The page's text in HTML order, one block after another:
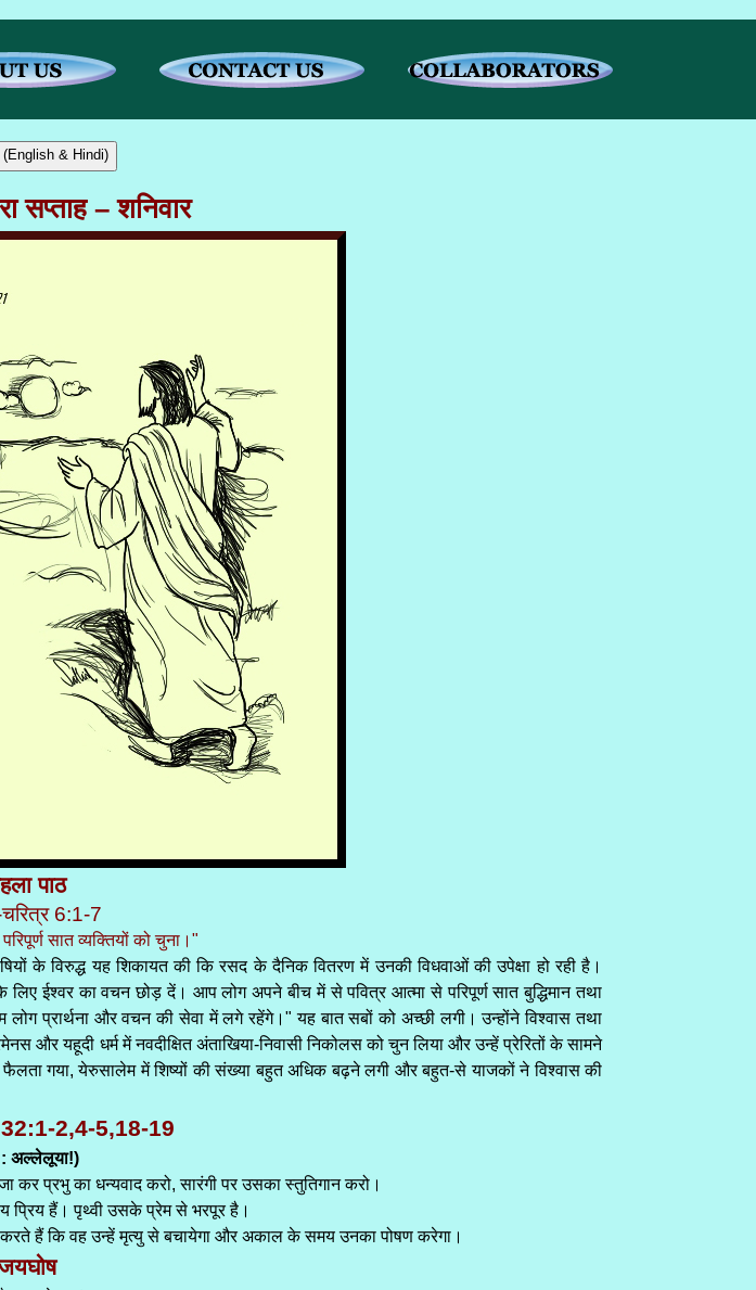
& Hindi)
सप्ताह – शनिवार
पाठ
चरित्र 6:1-7
सात व्यक्तियों को चुना।"
के विरुद्ध यह शिकायत की कि रसद के दैनिक वितरण में उनकी विधवाओं की उपेक्षा हो रही है।
ईश्वर का वचन छोड़ दें। आप लोग अपने बीच में से पवित्र आत्मा से परिपूर्ण सात बुद्धिमान तथा
प्रार्थना और वचन की सेवा में लगे रहेंगे।" यह बात सबों को अच्छी लगी। उन्होंने विश्वास तथा
और यहूदी धर्म में नवदीक्षित अंताखिया-निवासी निकोलस को चुन लिया और उन्हें प्रेरितों के सामने
गया, येरुसालेम में शिष्यों की संख्या बहुत अधिक बढ़ने लगी और बहुत-से याजकों ने विश्वास की
2,4-5,18-19
: अल्लेलूया!)
कर प्रभु का धन्यवाद करो, सारंगी पर उसका स्तुतिगान करो।
प्रिय हैं। पृथ्वी उसके प्रेम से भरपूर है।
हैं कि वह उन्हें मृत्यु से बचायेगा और अकाल के समय उनका पोषण करेगा।